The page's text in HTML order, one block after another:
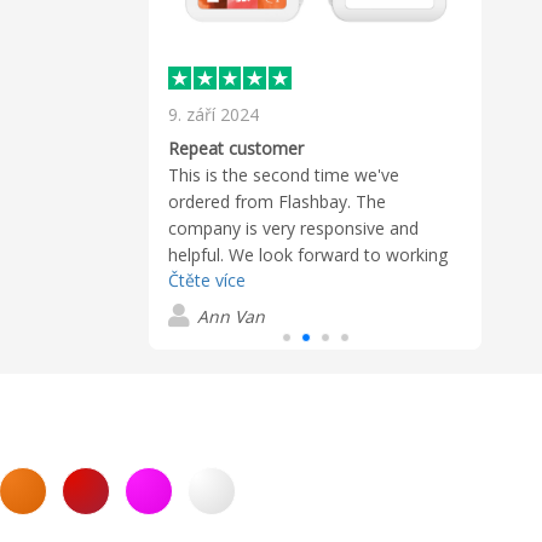
9. září 2024
Repeat customer
This is the second time we've
ordered from Flashbay. The
company is very responsive and
helpful. We look forward to working
with them again.
Čtěte více
Ann Van